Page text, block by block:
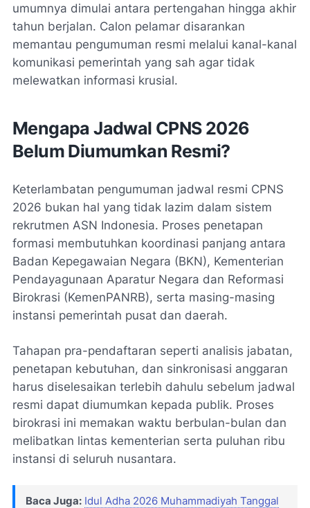
umumnya dimulai antara pertengahan hingga akhir
tahun berjalan. Calon pelamar disarankan
memantau pengumuman resmi melalui kanal-kanal
komunikasi pemerintah yang sah agar tidak
melewatkan informasi krusial.
Mengapa Jadwal CPNS 2026
Belum Diumumkan Resmi?
Keterlambatan pengumuman jadwal resmi CPNS
2026 bukan hal yang tidak lazim dalam sistem
rekrutmen ASN Indonesia. Proses penetapan
formasi membutuhkan koordinasi panjang antara
Badan Kepegawaian Negara (BKN), Kementerian
Pendayagunaan Aparatur Negara dan Reformasi
Birokrasi (KemenPANRB), serta masing-masing
instansi pemerintah pusat dan daerah.
Tahapan pra-pendaftaran seperti analisis jabatan,
penetapan kebutuhan, dan sinkronisasi anggaran
harus diselesaikan terlebih dahulu sebelum jadwal
resmi dapat diumumkan kepada publik. Proses
birokrasi ini memakan waktu berbulan-bulan dan
melibatkan lintas kementerian serta puluhan ribu
instansi di seluruh nusantara.
Baca Juga: Idul Adha 2026 Muhammadiyah Tanggal